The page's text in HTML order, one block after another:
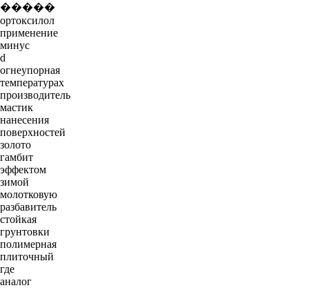
�����
ортоксилол
применение
минус
d
огнеупорная
температурах
производитель
мастик
нанесения
поверхностей
золото
гамбит
эффектом
зимой
молотковую
разбавитель
стойкая
грунтовки
полимерная
плиточный
где
аналог